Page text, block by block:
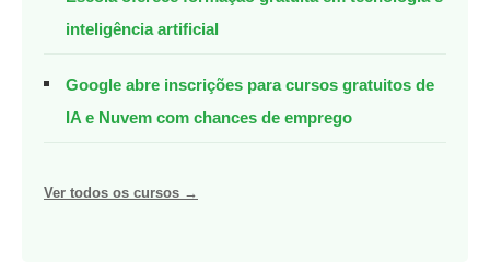
inteligência artificial
Google abre inscrições para cursos gratuitos de
IA e Nuvem com chances de emprego
Ver todos os cursos →